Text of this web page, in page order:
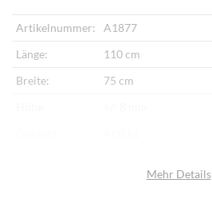
Artikelnummer:
A1877
Länge:
110 cm
Breite:
75 cm
Mehr Details